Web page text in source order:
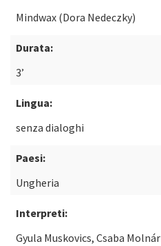
Mindwax (Dora Nedeczky)
Durata:
3’
Lingua:
senza dialoghi
Paesi:
Ungheria
Interpreti:
Gyula Muskovics, Csaba Molnár